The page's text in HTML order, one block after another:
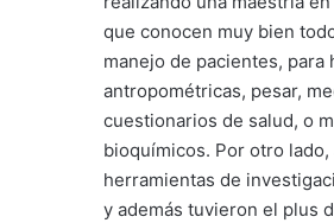
que conocen muy bien
manejo de pacientes, para
antropométricas, pesar,
cuestionarios de salud, o
bioquímicos. Por otro
herramientas de
y además tuvieron el plus